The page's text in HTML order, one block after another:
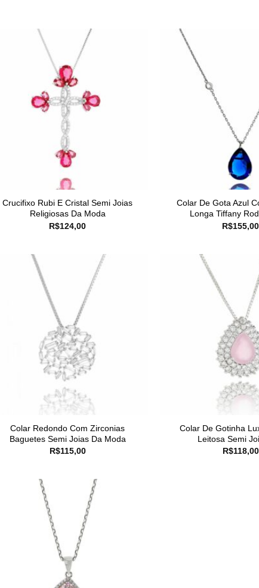
Crucifixo Rubi E Cristal Semi Joias
Religiosas Da Moda
R$124,00
Colar De Gota Azul
Longa Tiffany
R$155,00
Colar Redondo Com Zirconias
Baguetes Semi Joias Da Moda
R$115,00
Colar De Gotinha
Leitosa Semi
R$118,00